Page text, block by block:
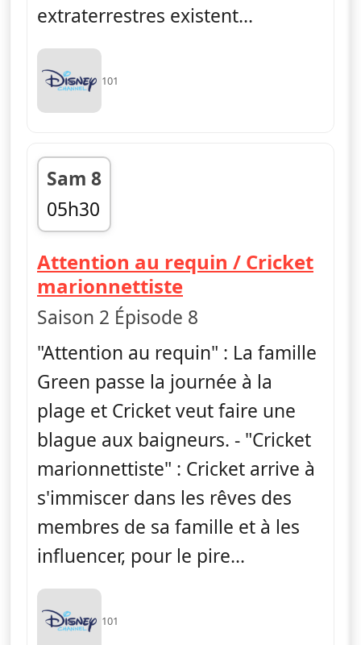
extraterrestres existent...
101
Sam 8
05h30
fin 05h50
Attention au requin / Cricket
marionnettiste— Les Green à Big
Saison 2 Épisode 8
"Attention au requin" : La famille
Green passe la journée à la
plage et Cricket veut faire une
blague aux baigneurs. - "Cricket
marionnettiste" : Cricket arrive à
s'immiscer dans les rêves des
membres de sa famille et à les
influencer, pour le pire...
101